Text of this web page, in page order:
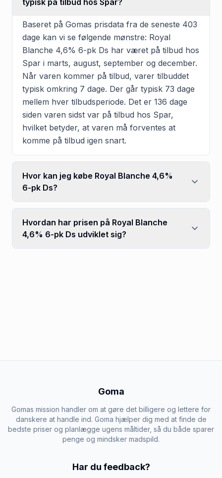
Baseret på Gomas prisdata fra de seneste 403
dage kan vi se følgende mønstre: Royal
Blanche 4,6% 6-pk Ds har været på tilbud hos
Spar i marts, august, september og december.
Når varen kommer på tilbud, varer tilbuddet
typisk omkring 7 dage. Der går typisk 73 dage
mellem hver tilbudsperiode. Det er 136 dage
siden varen sidst var på tilbud hos Spar,
hvilket betyder, at varen må forventes at
komme på tilbud igen snart.
Hvor kan jeg købe Royal Blanche 4,6%
6-pk Ds?
Hvordan har prisen på Royal Blanche
4,6% 6-pk Ds udviklet sig?
Goma
Gomas mission handler om at gøre det billigere og lettere for
danskere at handle ind. Goma hjælper dig med at finde de
bedste priser og planlægge ugens måltider, så du både sparer
penge og mindsker madspild.
Har du feedback?